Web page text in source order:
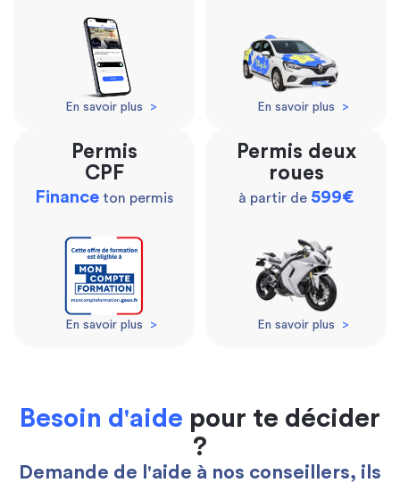
En savoir plus > En savoir plus >
Permis
CPF
Finance ton permis
En savoir plus >
Permis deux
roues
à partir de 599€
En savoir plus >
Besoin d'aide pour te décider
?
Demande de l'aide à nos conseillers, ils